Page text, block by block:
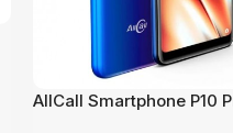
AllCall Smartphone P10